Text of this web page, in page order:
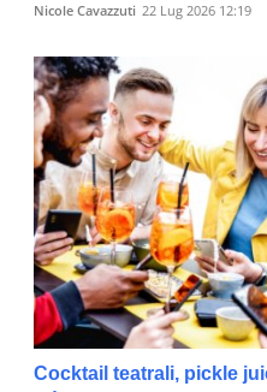
Nicole Cavazzuti 22 Lug 2026 12:19
Cocktail teatrali, pickle